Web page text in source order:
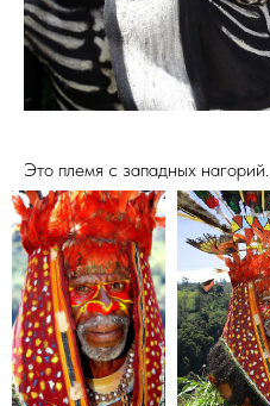
Это племя с западных нагорий.